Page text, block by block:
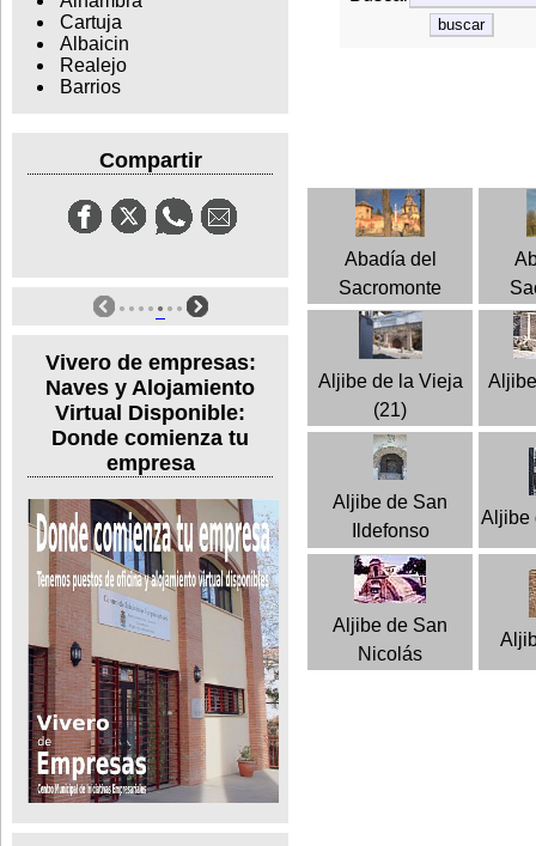
Cartuja
Albaicin
Realejo
Barrios
Compartir
Vivero de empresas:
Naves y Alojamiento
Virtual Disponible:
Donde comienza tu
empresa
Abadía del
Sacromonte
Aljibe de la Vieja
(21)
Aljibe de San
Ildefonso
Aljibe
Aljibe de San
Nicolás